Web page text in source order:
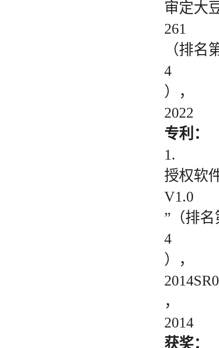
审定大
261
（排名
4
），
2022
专利：
1.
授权软
V1.0
”（排名
4
），
，
2014
获奖：